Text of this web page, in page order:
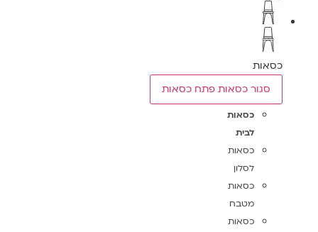
כסאות
סגור כסאות פתח כסאות
כסאות
לבית
כסאות
לסלון
כסאות
מטבח
כסאות